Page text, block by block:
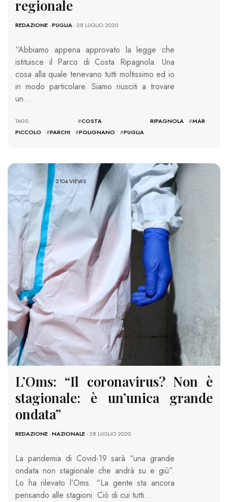
regionale
REDAZIONE-PUGLIA- 28 LUGLIO 2020
“Abbiamo appena approvato la legge che
istituisce il Parco di Costa Ripagnola. Una
cosa alla quale tenevano tutti moltissimo ed io
in modo particolare. Siamo riusciti a trovare
un…
TAGS: #COSTA RIPAGNOLA #MAR
PICCOLO
#PARCHI #POLIGNANO #PUGLIA
2104 VIEWS
L’Oms: “Il coronavirus? Non è
stagionale: è un’unica grande
ondata”
REDAZIONE-NAZIONALE- 28 LUGLIO 2020
La pandemia di Covid-19 sarà “una grande
ondata non stagionale che andrà su e giù”.
Lo ha rilevato l’Oms. “La gente sta ancora
pensando alle stagioni. Ciò di cui tutti…